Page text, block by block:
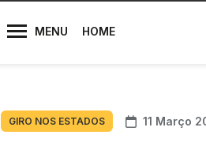
MENU HOME
Diretores
GIRO NOS ESTADOS 11 Março